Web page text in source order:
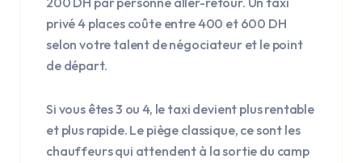
privé 4 places coûte entre 400 et 600 DH
selon votre talent de négociateur et le point
de départ.
Si vous êtes 3 ou 4, le taxi devient plus rentable
et plus rapide. Le piège classique, ce sont les
chauffeurs qui attendent à la sortie du camp